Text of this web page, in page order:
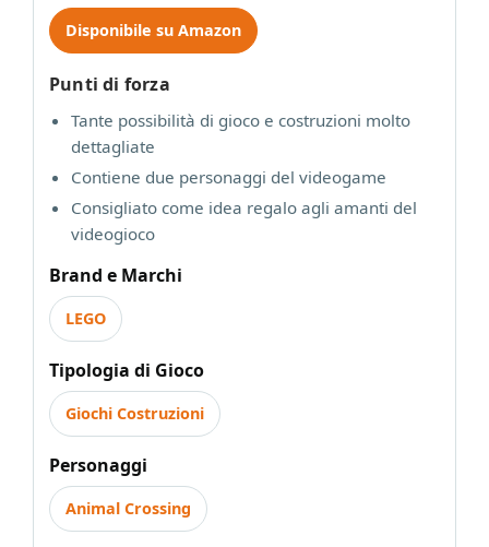
Disponibile su Amazon
Punti di forza
Tante possibilità di gioco e costruzioni molto
dettagliate
Contiene due personaggi del videogame
Consigliato come idea regalo agli amanti del
videogioco
Brand e Marchi
LEGO
Tipologia di Gioco
Giochi Costruzioni
Personaggi
Animal Crossing